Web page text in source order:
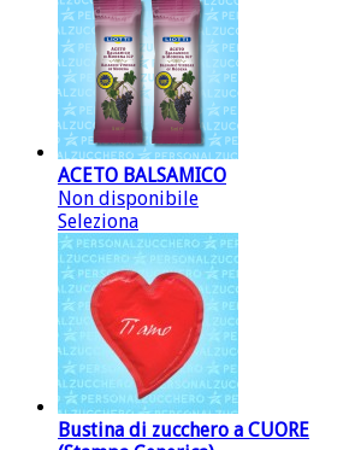
ACETO BALSAMICO
Non disponibile
Seleziona
Bustina di zucchero a CUORE